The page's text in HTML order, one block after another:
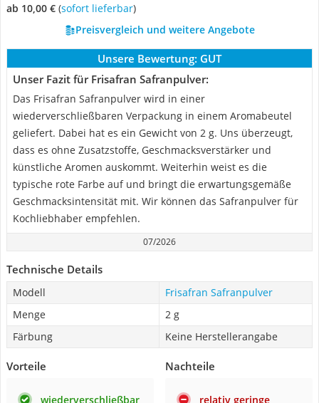
ab 10,00 € ( Sofort lieferbar)
Preisvergleich und weitere Angebote
Unsere Bewertung: GUT
Unser Fazit für Frisafran Safranpulver:
Das Frisafran Safranpulver wird in einer
wiederverschließbaren Verpackung in einem Aromabeutel
geliefert. Dabei hat es ein Gewicht von 2 g. Uns überzeugt,
dass es ohne Zusatzstoffe, Geschmacksverstärker und
künstliche Aromen auskommt. Weiterhin weist es die
typische rote Farbe auf und bringt die erwartungsgemäße
Geschmacksintensität mit. Wir können das Safranpulver für
Kochliebhaber empfehlen.
07/2026
Technische Details
Modell
Frisafran Safranpulver
Menge
2 g
Färbung
Keine Herstellerangabe
Vorteile
wiederverschließbar
Nachteile
relativ geringe